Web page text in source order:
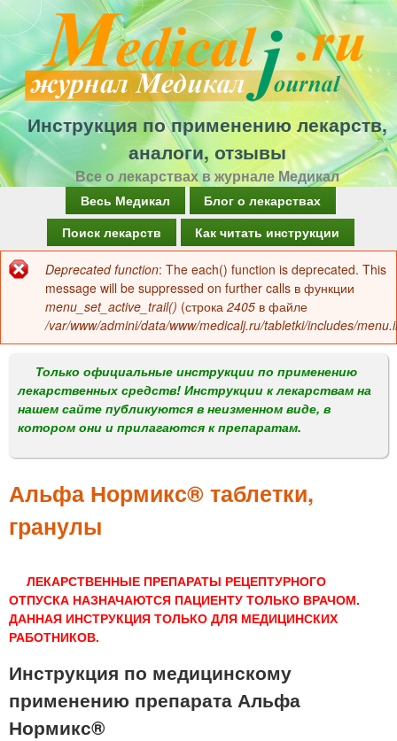
Перейти
к
основному
содержанию
Инструкция по применению лекарств,
аналоги, отзывы
Все о лекарствах в журнале Медикал
а
в
о
м
е
н
Весь Медикал
Блог о лекарствах
Поиск лекарств
Как читать инструкции
Сообщение
об
ошибке
Deprecated function: The each() function is deprecated. This
message will be suppressed on further calls в функции
menu_set_active_trail() (строка 2405 в файле
/var/www/admini/data/www/medicalj.ru/tabletki/includes/
Только официальные инструкции по применению
лекарственных средств! Инструкции к лекарствам на
нашем сайте публикуются в неизменном виде, в
котором они и прилагаются к препаратам.
Альфа Нормикс® таблетки,
гранулы
ЛЕКАРСТВЕННЫЕ ПРЕПАРАТЫ РЕЦЕПТУРНОГО
ОТПУСКА НАЗНАЧАЮТСЯ ПАЦИЕНТУ ТОЛЬКО ВРАЧОМ.
ДАННАЯ ИНСТРУКЦИЯ ТОЛЬКО ДЛЯ МЕДИЦИНСКИХ
РАБОТНИКОВ.
Инструкция по медицинскому
применению препарата Альфа
Нормикс®